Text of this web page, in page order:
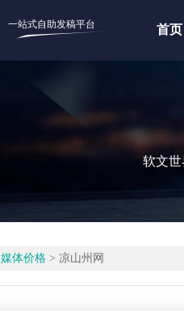
一站式自助发稿平台 首页
软文世
媒体价格 > 凉山州网